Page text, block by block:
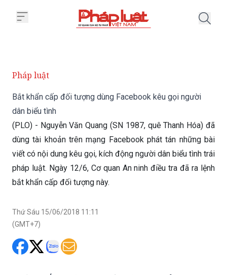
Pháp luật
Bắt khẩn cấp đối tượng dùng Facebook kêu gọi người
dân biểu tình
(PLO) - Nguyễn Văn Quang (SN 1987, quê Thanh Hóa) đã
dùng tài khoản trên mạng Facebook phát tán những bài
viết có nội dung kêu gọi, kích động người dân biểu tình trái
bắt khẩn cấp đối tượng này.
Thứ Sáu 15/06/2018 11:11